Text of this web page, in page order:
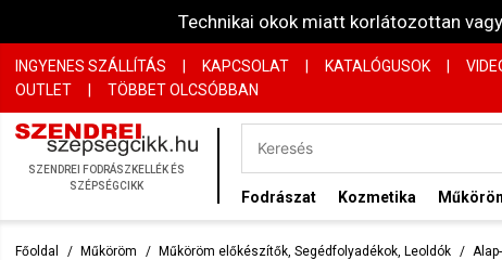
Technikai okok miatt korlátozottan
INGYENES SZÁLLÍTÁS KAPCSOLAT KATALÓGUSOK
OUTLET
| TÖBBET OLCSÓBBAN
SZENDREI FODRÁSZKELLÉK ÉS
SZÉPSÉGCIKK
Fodrászat Kozmetika
Főoldal Műköröm Műköröm előkészítők, Segédfolyadékok, Leoldók